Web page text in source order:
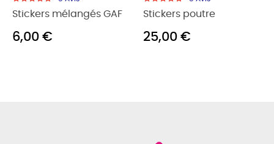
GAF Stickers poutre Stickers barre